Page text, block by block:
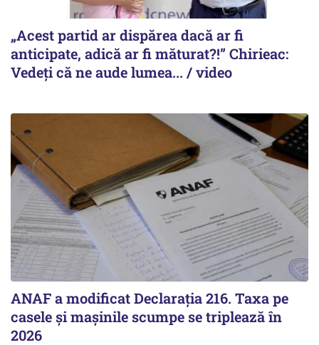
„Acest partid ar dispărea dacă ar fi
anticipate, adică ar fi măturat?!” Chirieac:
Vedeți că ne aude lumea... / video
ANAF a modificat Declarația 216. Taxa pe
casele și mașinile scumpe se triplează în
2026